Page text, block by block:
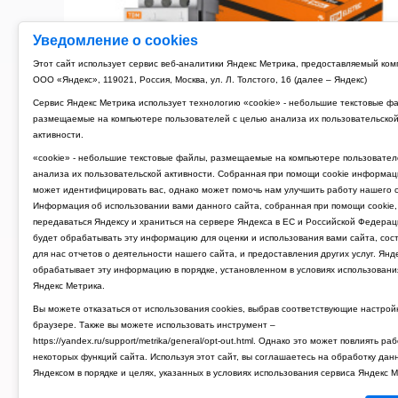
Уведомление о cookies
Этот сайт использует сервис веб-аналитики Яндекс Метрика, предоставляемый
ООО «Яндекс», 119021, Россия, Москва, ул. Л. Толстого, 16 (далее – Яндекс)
Сервис Яндекс Метрика использует технологию «cookie» - небольшие текстовые
размещаемые на компьютере пользователей с целью анализа их пользовательской
активности.
«cookie» - небольшие текстовые файлы, размещаемые на компьютере
анализа их пользовательской активности. Собранная при помощи cookie
может идентифицировать вас, однако может помочь нам улучшить работу нашего
Информация об использовании вами данного сайта, собранная при помощи cookie,
передаваться Яндексу и храниться на сервере Яндекса в ЕС и Российской
будет обрабатывать эту информацию для оценки и использования вами сайта,
для нас отчетов о деятельности нашего сайта, и предоставления других услуг.
обрабатывает эту информацию в порядке, установленном в условиях
Яндекс Метрика.
Вы можете отказаться от использования cookies, выбрав соответствующие
браузере. Также вы можете использовать инструмент –
https://yandex.ru/support/metrika/general/opt-out.html. Однако это может повлиять
некоторых функций сайта. Используя этот сайт, вы соглашаетесь на обработку
Яндексом в порядке и целях, указанных в условиях использования сервиса Яндекс
Рубильник модульный 3P 125A TDM РМ-125 (4)
4 674 руб.
ГЛАВНАЯ ПОЛИТИКА